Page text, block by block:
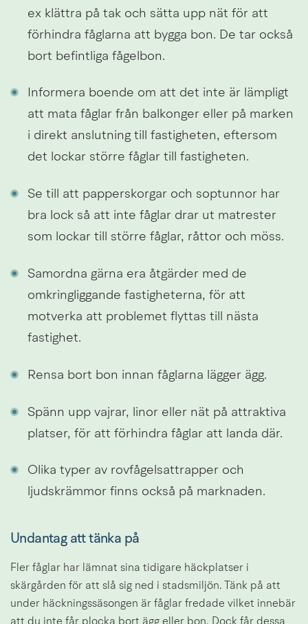
ex klättra på tak och sätta upp nät för att
förhindra fåglarna att bygga bon. De tar också
bort befintliga fågelbon.
Informera boende om att det inte är lämpligt
att mata fåglar från balkonger eller på marken
i direkt anslutning till fastigheten, eftersom
det lockar större fåglar till fastigheten.
Se till att papperskorgar och soptunnor har
bra lock så att inte fåglar drar ut matrester
som lockar till större fåglar, råttor och möss.
Samordna gärna era åtgärder med de
omkringliggande fastigheterna, för att
motverka att problemet flyttas till nästa
fastighet.
Rensa bort bon innan fåglarna lägger ägg.
Spänn upp vajrar, linor eller nät på attraktiva
platser, för att förhindra fåglar att landa där.
Olika typer av rovfågelsattrapper och
ljudskrämmor finns också på marknaden.
Undantag att tänka på
Fler fåglar har lämnat sina tidigare häckplatser i
skärgården för att slå sig ned i stadsmiljön. Tänk på att
under häckningssäsongen är fåglar fredade vilket innebär